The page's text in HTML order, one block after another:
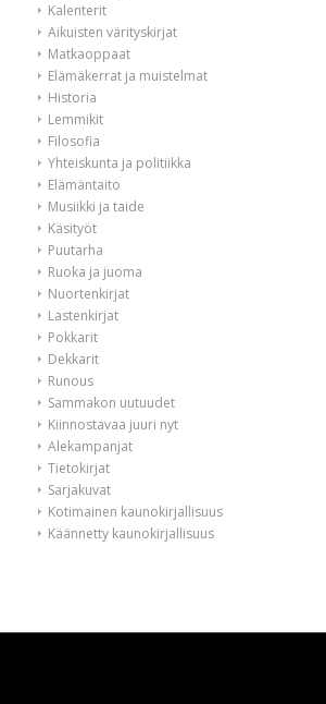
Kalenterit
Aikuisten värityskirjat
Matkaoppaat
Elämäkerrat ja muistelmat
Historia
Lemmikit
Filosofia
Yhteiskunta ja politiikka
Elämäntaito
Musiikki ja taide
Käsityöt
Puutarha
Ruoka ja juoma
Nuortenkirjat
Lastenkirjat
Pokkarit
Dekkarit
Runous
Sammakon uutuudet
Kiinnostavaa juuri nyt
Alekampanjat
Tietokirjat
Sarjakuvat
Kotimainen kaunokirjallisuus
Käännetty kaunokirjallisuus